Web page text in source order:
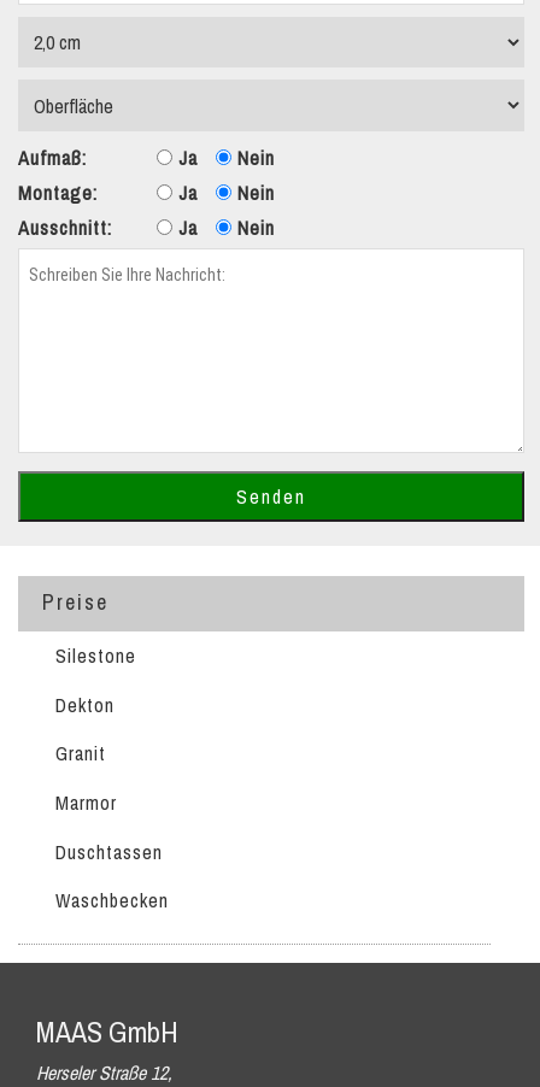
Aufmaß: Ja
Nein
Montage:
Ja
Nein
Ausschnitt:
Ja Nein
Preise
Silestone
Dekton
Granit
Marmor
Duschtassen
Waschbecken
MAAS GmbH
Herseler Straße 12,